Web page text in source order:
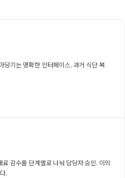
당기는 명확한 인터페이스. 과거 식단 복
료 감수를 단계별로 나눠 담당자 승인. 이의
.